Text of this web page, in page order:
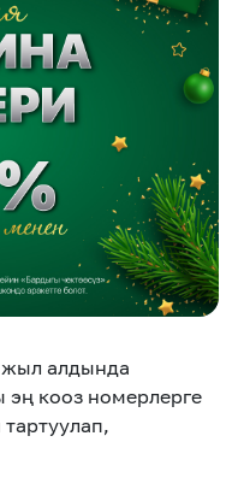
Соц. тармактар
SIM жеткирүү
MegaKassa
алдында
эң кооз номерлерге